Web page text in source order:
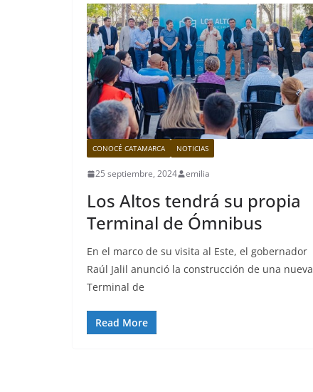
CONOCÉ CATAMARCA NOTICIAS
25 septiembre, 2024 emilia
Los Altos tendrá su propia
Terminal de Ómnibus
En el marco de su visita al Este, el gobernador
Raúl Jalil anunció la construcción de una nueva
Terminal de
Read More